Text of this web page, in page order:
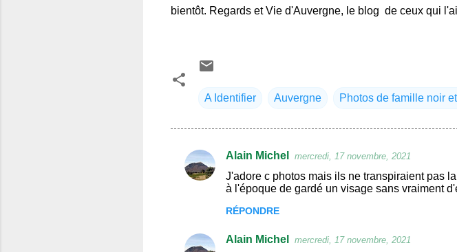
bientôt. Regards et Vie d'Auvergne, le blog de ceux qui
A Identifier Auvergne Photos de famille noir
C
e
Alain Michel mercredi, 17 novembre, 2021
J'adore c photos mais ils ne transpiraient pas
à l'époque de gardé un visage sans vraiment
RÉPONDRE
Alain Michel mercredi, 17 novembre, 2021